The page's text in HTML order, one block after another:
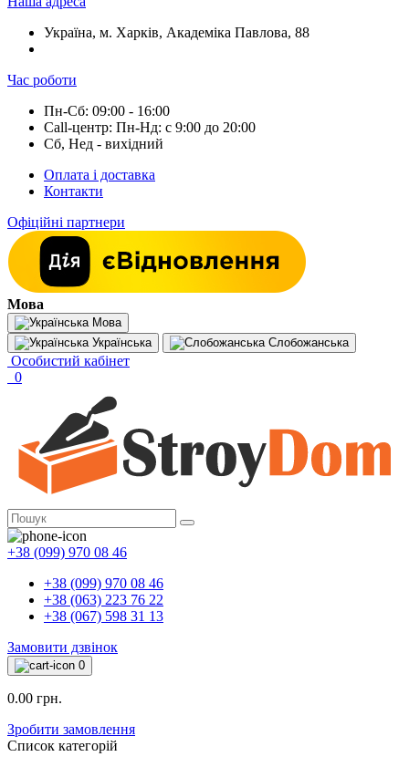
Україна, м. Харків, Академіка Павлова, 88
Час роботи
Пн-Сб: 09:00 - 16:00
Call-центр: Пн-Нд: с 9:00 до 20:00
Сб, Нед - вихідний
Оплата і доставка
Контакти
Офіційні партнери
Мова
Мова
Українська
Слобожанська
Особистий кабінет
0
+38 (099) 970 08 46
+38 (099) 970 08 46
+38 (063) 223 76 22
+38 (067) 598 31 13
Замовити дзвінок
0
0.00 грн.
Зробити замовлення
Список категорій